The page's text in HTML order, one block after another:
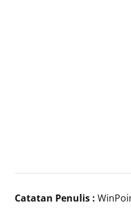
Catatan Penulis :